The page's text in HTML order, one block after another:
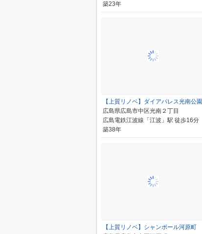
築23年
【上質リノベ】ダイアパレス光南公園
広島県広島市中区光南２丁目
広島電鉄江波線「江波」駅 徒歩16分
築38年
【上質リノベ】シャンボール河原町